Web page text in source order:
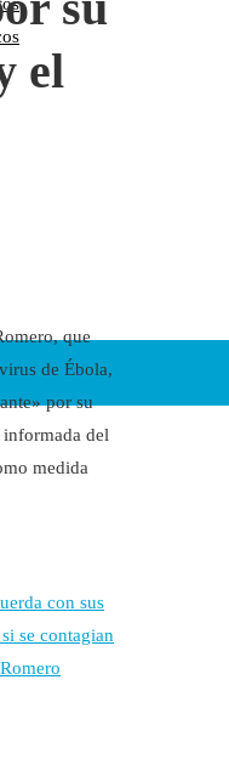
el
que
de Ébola,
por su
informada del
medida
con sus
se contagian